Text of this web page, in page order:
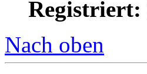
Registriert:
Nach oben